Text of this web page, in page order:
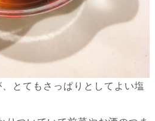
とてもさっぱりとしてよい塩